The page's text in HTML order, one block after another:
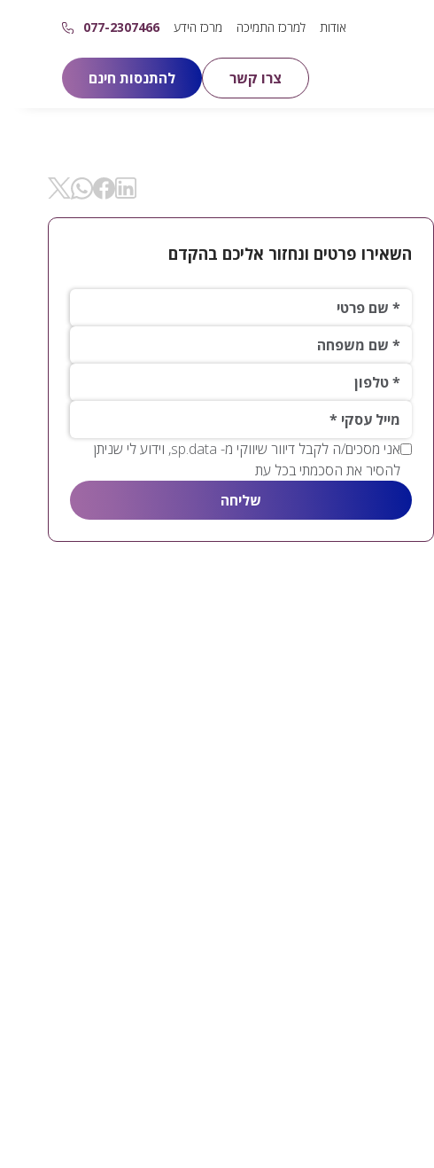
אודות למרכז התמיכה מרכז הידע 077-2307466
צרו קשר להתנסות חינם
השאירו פרטים ונחזור אליכם בהקדם
שם פרטי*
שם משפחה*
טלפון*
*מייל עסקי
אני מסכים/ה לקבל דיוור שיווקי מ- sp.data, וידוע לי שניתן
להסיר את הסכמתי בכל עת